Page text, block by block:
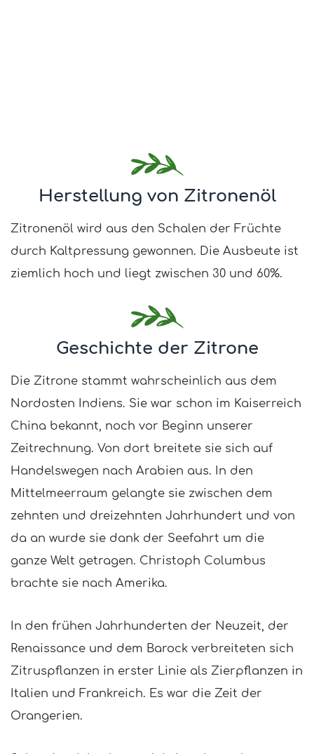
Herstellung von Zitronenöl
Zitronenöl wird aus den Schalen der Früchte
durch Kaltpressung gewonnen. Die Ausbeute ist
ziemlich hoch und liegt zwischen 30 und 60%.
Geschichte der Zitrone
Die Zitrone stammt wahrscheinlich aus dem
Nordosten Indiens. Sie war schon im Kaiserreich
China bekannt, noch vor Beginn unserer
Zeitrechnung. Von dort breitete sie sich auf
Handelswegen nach Arabien aus. In den
Mittelmeerraum gelangte sie zwischen dem
zehnten und dreizehnten Jahrhundert und von
da an wurde sie dank der Seefahrt um die
ganze Welt getragen. Christoph Columbus
brachte sie nach Amerika.
In den frühen Jahrhunderten der Neuzeit, der
Renaissance und dem Barock verbreiteten sich
Zitruspflanzen in erster Linie als Zierpflanzen in
Italien und Frankreich. Es war die Zeit der
Orangerien.